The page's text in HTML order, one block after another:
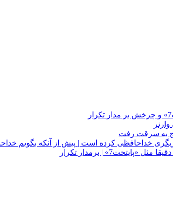
خداحافظی کرده است | پیش از آنکه بگویم
| برمدار تکرار